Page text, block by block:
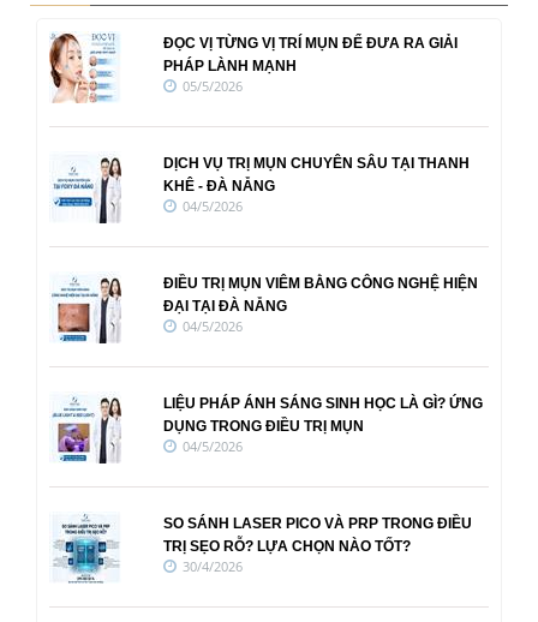
ĐỌC VỊ TỪNG VỊ TRÍ MỤN ĐỂ ĐƯA RA GIẢI
PHÁP LÀNH MẠNH
05/5/2026
DỊCH VỤ TRỊ MỤN CHUYÊN SÂU TẠI THANH
KHÊ - ĐÀ NẴNG
04/5/2026
ĐIỀU TRỊ MỤN VIÊM BẰNG CÔNG NGHỆ HIỆN
ĐẠI TẠI ĐÀ NẴNG
04/5/2026
LIỆU PHÁP ÁNH SÁNG SINH HỌC LÀ GÌ? ỨNG
DỤNG TRONG ĐIỀU TRỊ MỤN
04/5/2026
SO SÁNH LASER PICO VÀ PRP TRONG ĐIỀU
TRỊ SẸO RỖ? LỰA CHỌN NÀO TỐT?
30/4/2026